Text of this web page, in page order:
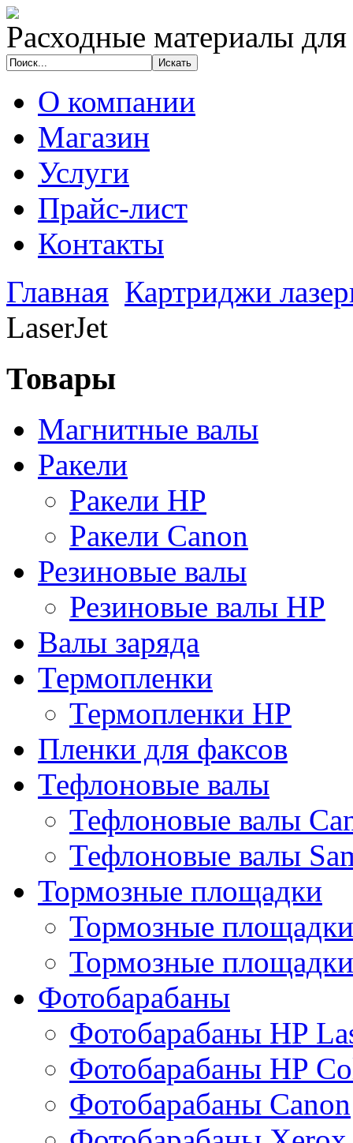
Расходные материалы
О компании
Магазин
Услуги
Прайс-лист
Контакты
Главная Картриджи
LaserJet
Товары
Магнитные валы
Ракели
Ракели HP
Ракели Canon
Резиновые валы
Резиновые валы HP
Валы заряда
Термопленки
Термопленки HP
Пленки для факсов
Тефлоновые валы
Тефлоновые валы
Тефлоновые валы
Тормозные площадки
Тормозные
Тормозные
Фотобарабаны
Фотобарабаны HP
Фотобарабаны HP
Фотобарабаны Canon